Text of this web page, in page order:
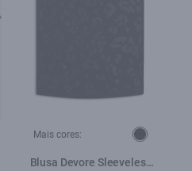
Mais cores:
Blusa Devore Sleeveless